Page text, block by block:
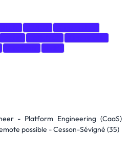
- Platform Engineering (CaaS)
possible - Cesson-Sévigné (35)